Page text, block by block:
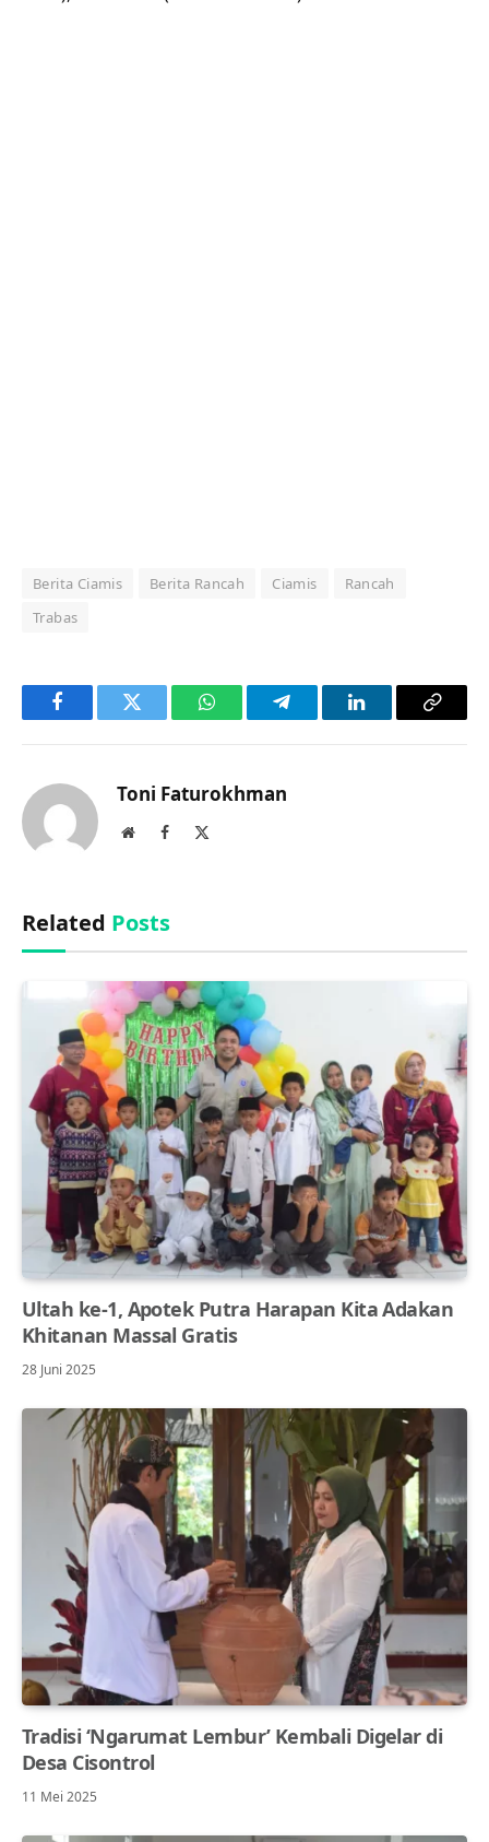
Berita Ciamis Berita Rancah Ciamis
Rancah
Trabas
FacebookTwitter WhatsAppTelegramLinkedInCopy
Toni Faturokhman
WebsiteFacebook
Related Posts
Ultah ke-1, Apotek Putra Harapan Kita Adakan
Khitanan Massal Gratis
28 Juni 2025
Tradisi ‘Ngarumat Lembur’ Kembali Digelar di
Desa Cisontrol
11 Mei 2025